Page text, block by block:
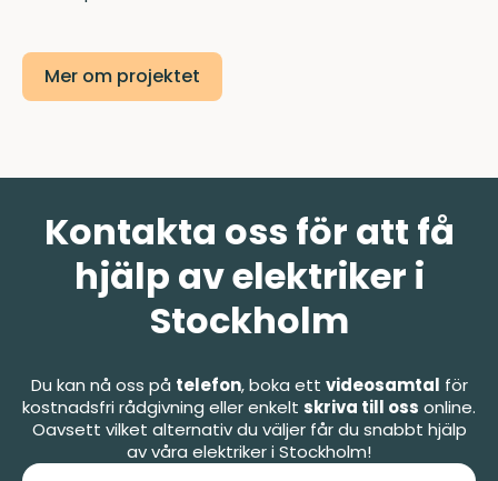
Mer om projektet
Kontakta oss för att få
hjälp av elektriker i
Stockholm
Du kan nå oss på telefon, boka ett videosamtal för
kostnadsfri rådgivning eller enkelt skriva till oss online.
Oavsett vilket alternativ du väljer får du snabbt hjälp
av våra elektriker i Stockholm!